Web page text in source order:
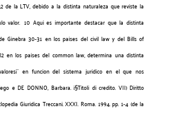
de la LTV, debido a la distinta naturaleza que reviste la
valor. 10 Aqui es importante destacar que la distinta
Ginebra 30-31 en los paises del civil law y del Bills of
en los paises del common law, determina una distinta
en funcion del sistema juridico en el que nos
e DE DONNO, Barbara. ¡§Titoli di credito. VII) Diritto
Giuridica Treccani. XXXI. Roma. 1994. pp. 1-4 (de la